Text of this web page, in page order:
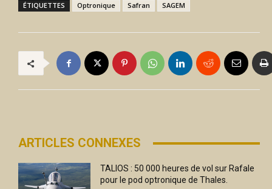
ÉTIQUETTES Optronique Safran SAGEM
ARTICLES CONNEXES
TALIOS : 50 000 heures de vol sur Rafale
pour le pod optronique de Thales.